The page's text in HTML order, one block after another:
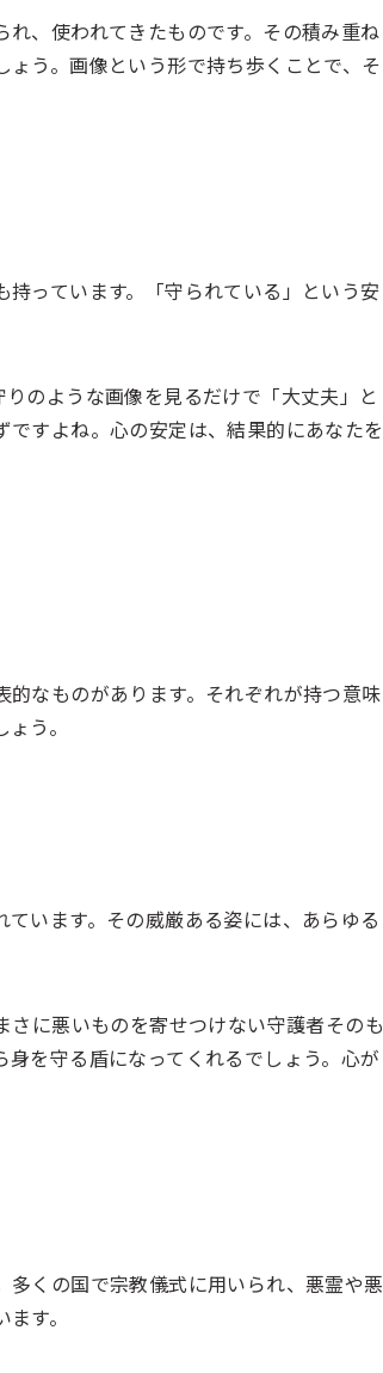
、使われてきたものです。その積み重ね
う。画像という形で持ち歩くことで、そ
っています。「守られている」という安
のような画像を見るだけで「大丈夫」と
すよね。心の安定は、結果的にあなたを
なものがあります。それぞれが持つ意味
う。
います。その威厳ある姿には、あらゆる
さに悪いものを寄せつけない守護者そのも
を守る盾になってくれるでしょう。心が
くの国で宗教儀式に用いられ、悪霊や悪
す。